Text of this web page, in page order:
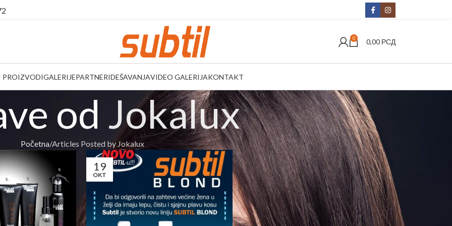
0 0,00 РСД
PROIZVODIGALERIJEPARTNERIDEŠAVANJAVIDEO GALERIJAKONTAKT
od Jokalux
Početna Articles Posted by Jokalux
19
OKT
KATEGORIJE
Dešavanja
Modne fotografije